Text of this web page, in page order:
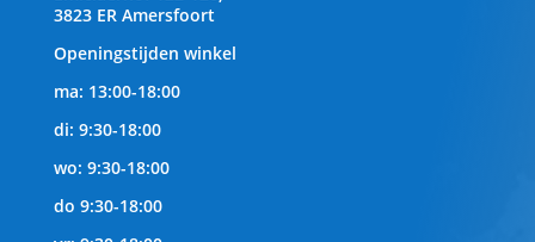
3823 ER Amersfoort
Openingstijden winkel
ma: 13:00-18:00
di: 9:30-18:00
wo: 9:30-18:00
do 9:30-18:00